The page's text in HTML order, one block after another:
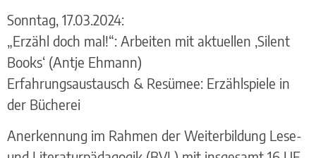
Sonntag, 17.03.2024:
„Erzähl doch mal!“: Arbeiten mit aktuellen ‚Silent
Books‘ (Antje Ehmann)
Erfahrungsaustausch & Resümee: Erzählspiele in
der Bücherei
Anerkennung im Rahmen der Weiterbildung Lese-